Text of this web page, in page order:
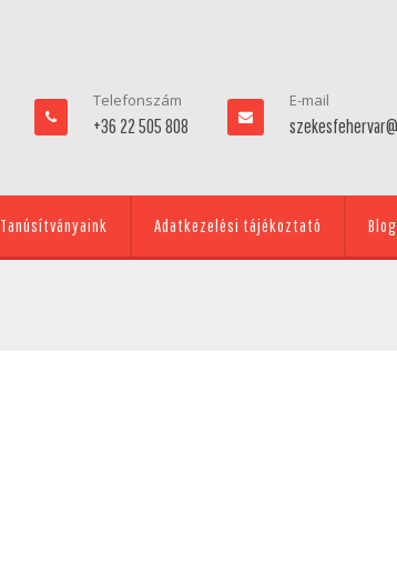
Telefonszám
+36 22 505 808
E-mail
Tanúsítványaink Adatkezelési tájékoztató Blog